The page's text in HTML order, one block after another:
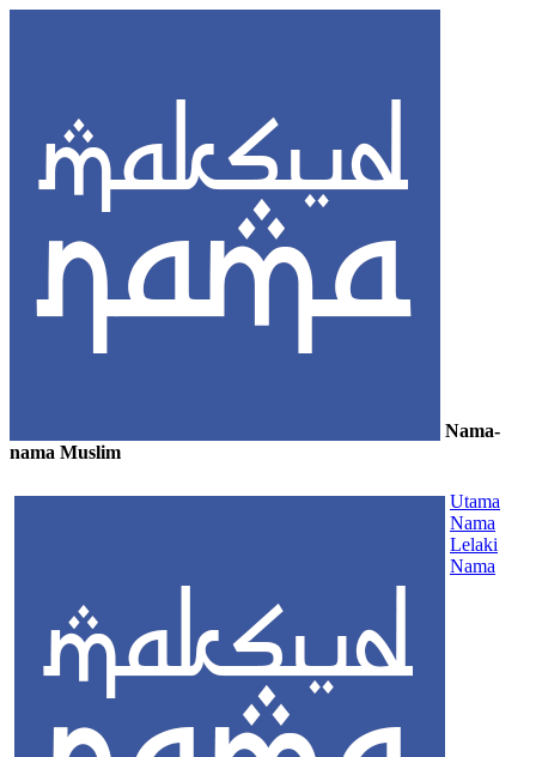
Nama-
nama Muslim
Utama
Nama
Lelaki
Nama